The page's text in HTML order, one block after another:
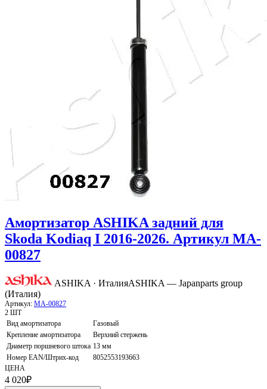
Амортизатор ASHIKA задний для
Skoda Kodiaq I 2016-2026. Артикул MA-
00827
ASHIKA · ИталияASHIKA — Japanparts group
(Италия)
Артикул: MA-00827
2 ШТ
Вид амортизатора
Газовый
Крепление амортизатора
Верхний стержень
Диаметр поршневого штока 13 мм
Номер EAN/Штрих-код
8052553193663
ЦЕНА
4 020₽